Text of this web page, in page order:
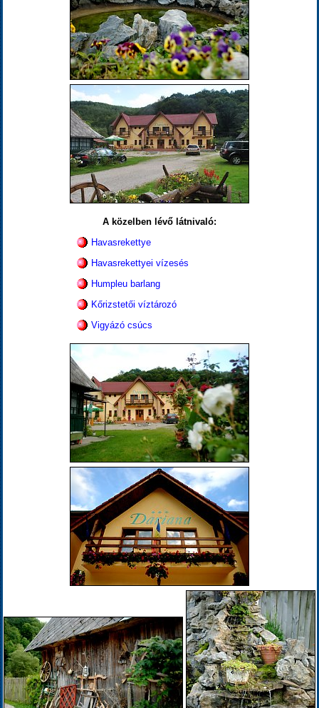
A közelben lévő látnivaló:
Havasrekettye
Havasrekettyei vízesés
Humpleu barlang
Kőrizstetői víztározó
Vigyázó csúcs